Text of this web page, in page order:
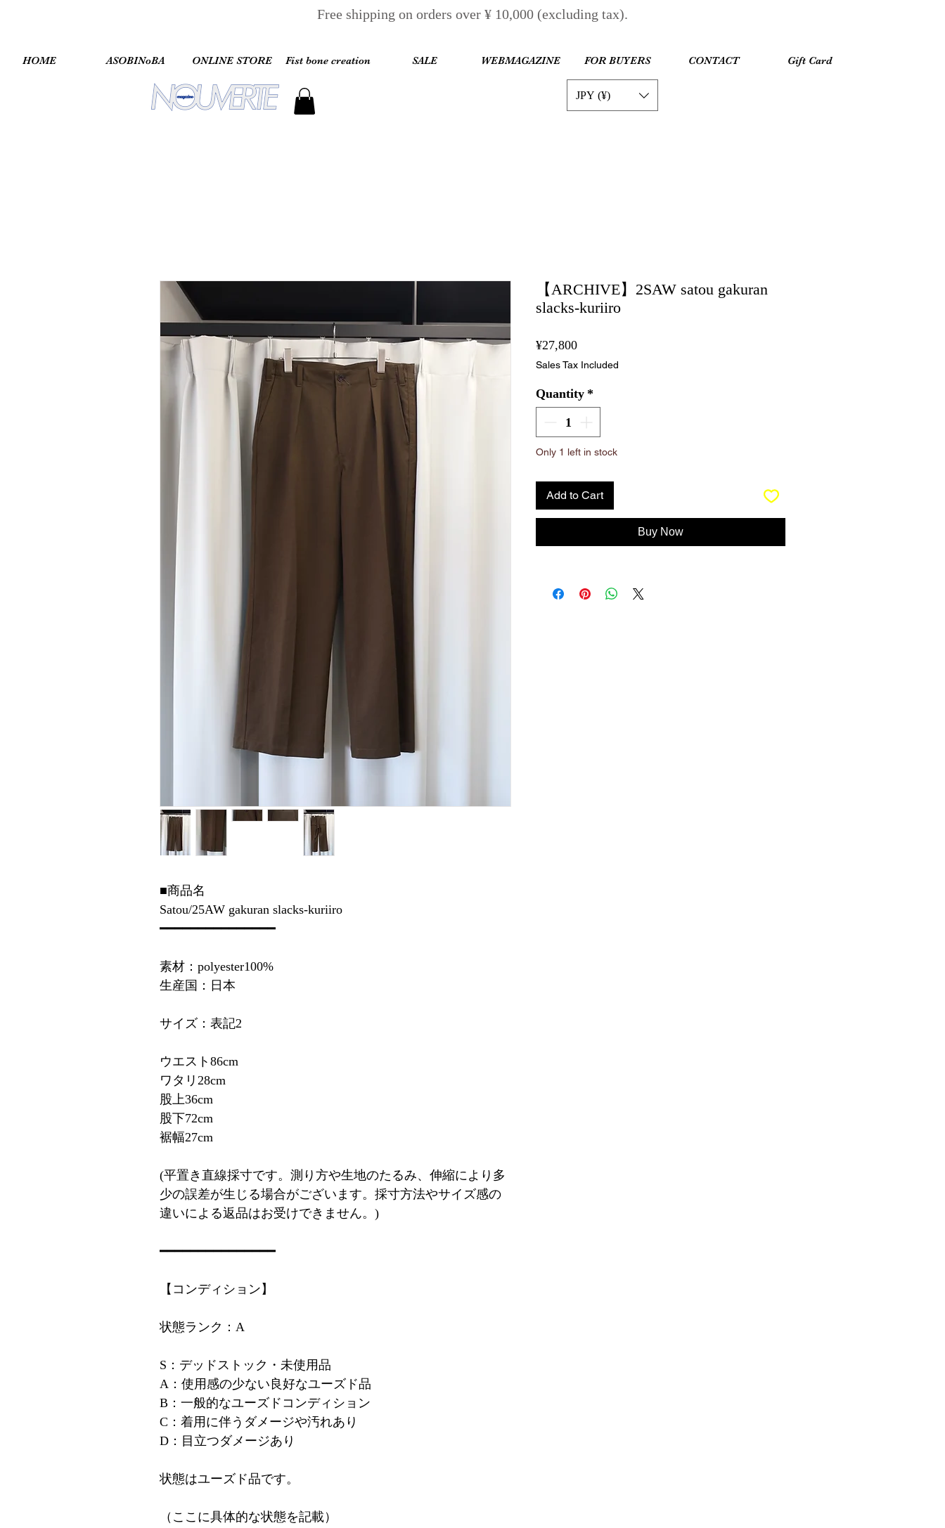
Free shipping on orders over ¥ 10,000 (excluding tax).
HOME ASOBINoBA ONLINE STORE Fist bone creation SALE WEBMAGAZINE FOR BUYERS CONTACT Gift Card
JPY (¥)
■商品名
Satou/25AW gakuran slacks-kuriiro
━━━━━━━━━━━━━━━
素材：polyester100%
生産国：日本
サイズ：表記2
ウエスト86cm
ワタリ28cm
股上36cm
股下72cm
裾幅27cm
(平置き直線採寸です。測り方や生地のたるみ、伸縮により多
少の誤差が生じる場合がございます。採寸方法やサイズ感の
違いによる返品はお受けできません。)
━━━━━━━━━━━━━━━
【コンディション】
状態ランク：A
S：デッドストック・未使用品
A：使用感の少ない良好なユーズド品
B：一般的なユーズドコンディション
C：着用に伴うダメージや汚れあり
D：目立つダメージあり
状態はユーズド品です。
（ここに具体的な状態を記載）
【ARCHIVE】2SAW satou gakuran
slacks-kuriiro
¥27,800Price
Sales Tax Included
Quantity *
Only 1 left in stock
Add to Cart
Buy Now